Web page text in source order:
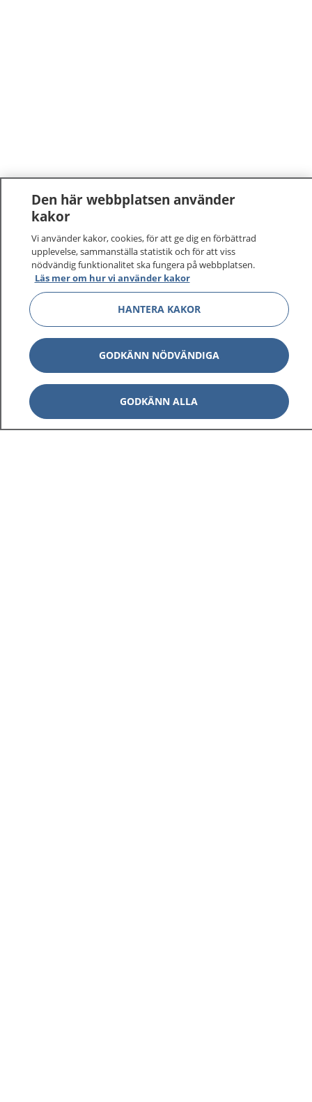
Den här webbplatsen använder
kakor
Vi använder kakor, cookies, för att ge dig en förbättrad
upplevelse, sammanställa statistik och för att viss
nödvändig funktionalitet ska fungera på webbplatsen.
Läs mer om hur vi använder kakor
HANTERA KAKOR
GODKÄNN NÖDVÄNDIGA
GODKÄNN ALLA